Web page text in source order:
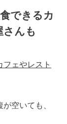
できるカ
さんも
フェやレスト
空いても、